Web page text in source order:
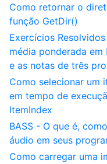
Como retornar o
função GetDir()
Exercícios
média ponderada
e as notas de três
Como selecionar um
em tempo de
ItemIndex
BASS - O que é,
áudio em seus
Como carregar uma